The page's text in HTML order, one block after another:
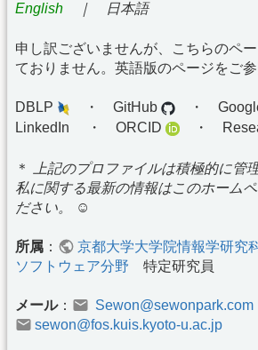
English ｜ 日本語
申し訳ございませんが、こちらのペ
ておりません。英語版のページをご参
DBLP ・ GitHub ・
LinkedIn
・ ORCID ・
＊
上記のプロファイルは積極的に管
私に関する最新の情報はこのホーム
ださい。 ☺︎
所属 ： 京都大学大学院情報学研究
ソフトウェア分野 特定研究員
メール： Sewon@sewonpark.com
sewon@fos.kuis.kyoto-u.ac.jp